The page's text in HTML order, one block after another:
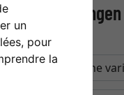
un
pour
la
Nellingen